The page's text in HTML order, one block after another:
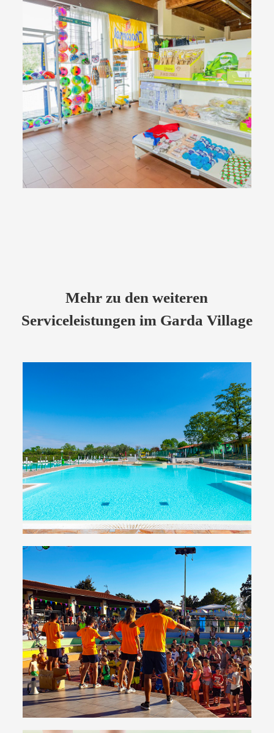
Mehr zu den weiteren
Serviceleistungen im Garda Village
Schwimmbäder
Drei große Schwimmbäder zum Entspannen und
Sonnetanken für Groß und Klein
Stürzen Sie sich ins Vergnügen!
Animation
Verschiedene Veranstaltungen und
Unterhaltungsmöglichkeiten für Erwachsene und
Kinder
Guten Appetit!